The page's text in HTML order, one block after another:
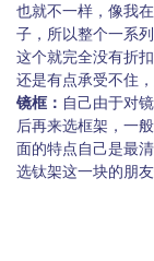
也就不一样，像我
子，所以整个一系
这个就完全没有折
还是有点承受不住
镜框： 自己由于对
后再来选框架，一
面的特点自己是最
选钛架这一块的朋友